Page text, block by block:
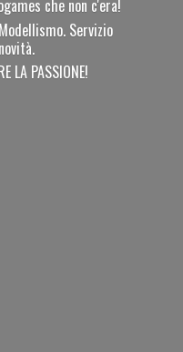
che non c'era!
Servizio
LA PASSIONE!